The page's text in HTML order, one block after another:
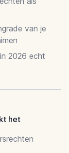
van je
2026 echt
het